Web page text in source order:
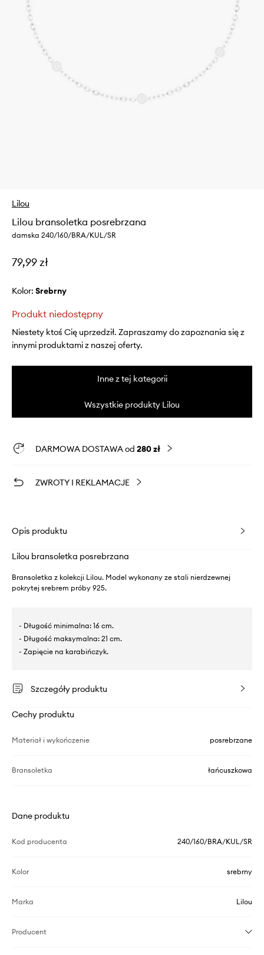
Lilou
Lilou bransoletka posrebrzana
damska 240/160/BRA/KUL/SR
79,99 zł
Kolor: srebrny
Produkt niedostępny
Niestety ktoś Cię uprzedził. Zapraszamy do zapoznania się z
innymi produktami z naszej oferty.
Inne z tej kategorii
Wszystkie produkty Lilou
DARMOWA DOSTAWA od 280 zł
ZWROTY I REKLAMACJE
Opis produktu
Lilou bransoletka posrebrzana
Bransoletka z kolekcji Lilou. Model wykonany ze stali nierdzewnej
pokrytej srebrem próby 925.
- Długość minimalna: 16 cm.
- Długość maksymalna: 21 cm.
- Zapięcie na karabińczyk.
Szczegóły produktu
Cechy produktu
Materiał i wykończenie posrebrzane
Bransoletka łańcuszkowa
Dane produktu
Kod producenta 240/160/BRA/KUL/SR
Kolor srebrny
Marka Lilou
Producent